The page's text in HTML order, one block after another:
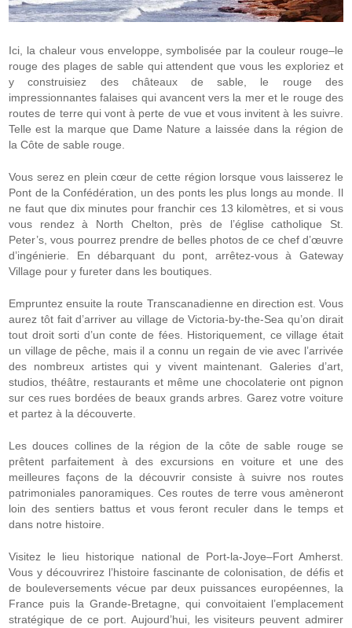
Ici, la chaleur vous enveloppe, symbolisée par la couleur rouge–le
rouge des plages de sable qui attendent que vous les exploriez et
y construisiez des châteaux de sable, le rouge des
impressionnantes falaises qui avancent vers la mer et le rouge des
routes de terre qui vont à perte de vue et vous invitent à les suivre.
Telle est la marque que Dame Nature a laissée dans la région de
la Côte de sable rouge.
Vous serez en plein cœur de cette région lorsque vous laisserez le
Pont de la Confédération, un des ponts les plus longs au monde. Il
ne faut que dix minutes pour franchir ces 13 kilomètres, et si vous
vous rendez à North Chelton, près de l’église catholique St.
Peter’s, vous pourrez prendre de belles photos de ce chef d’œuvre
d’ingénierie. En débarquant du pont, arrêtez-vous à Gateway
Village pour y fureter dans les boutiques.
Empruntez ensuite la route Transcanadienne en direction est. Vous
aurez tôt fait d’arriver au village de Victoria-by-the-Sea qu’on dirait
tout droit sorti d’un conte de fées. Historiquement, ce village était
un village de pêche, mais il a connu un regain de vie avec l’arrivée
des nombreux artistes qui y vivent maintenant. Galeries d’art,
studios, théâtre, restaurants et même une chocolaterie ont pignon
sur ces rues bordées de beaux grands arbres. Garez votre voiture
et partez à la découverte.
Les douces collines de la région de la côte de sable rouge se
prêtent parfaitement à des excursions en voiture et une des
meilleures façons de la découvrir consiste à suivre nos routes
patrimoniales panoramiques. Ces routes de terre vous amèneront
loin des sentiers battus et vous feront reculer dans le temps et
dans notre histoire.
Visitez le lieu historique national de Port-la-Joye–Fort Amherst.
Vous y découvrirez l’histoire fascinante de colonisation, de défis et
de bouleversements vécue par deux puissances européennes, la
France puis la Grande-Bretagne, qui convoitaient l’emplacement
stratégique de ce port. Aujourd’hui, les visiteurs peuvent admirer